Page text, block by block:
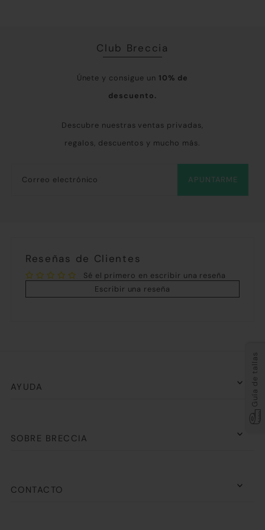
Club Breccia
Únete y consigue un 10% de
descuento.
Descubre nuestras ventas privadas,
regalos, descuentos y mucho más.
APUNTARME
Reseñas de Clientes
Sé el primero en escribir una reseña
Escribir una reseña
AYUDA
SOBRE BRECCIA
CONTACTO
Guía de tallas